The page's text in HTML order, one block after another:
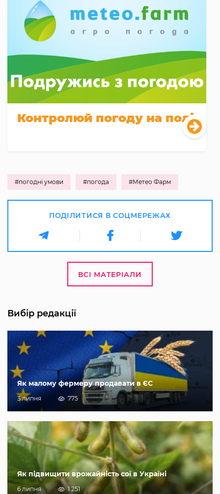
Контролюй погоду на полі
#погодні умови #погода #Метео Фарм
ПОДІЛИТИСЯ В СОЦМЕРЕЖАХ
ВСІ МАТЕРІАЛИ
Вибір редакції
Як малому фермеру продавати в ЄС
3 липня 775
Як підвищити врожайність сої в Україні
6 липня 1 251